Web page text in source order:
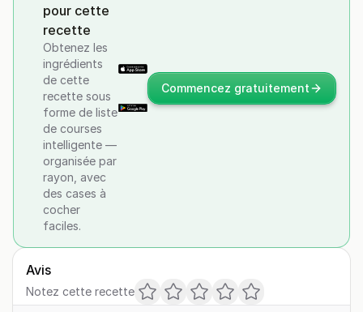
pour cette
recette
Obtenez les
ingrédients
de cette
recette sous
forme de liste
de courses
intelligente —
organisée par
rayon, avec
des cases à
cocher
faciles.
Commencez gratuitement
Avis
Notez cette recette